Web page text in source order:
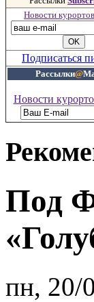
Новости
Подписаться
Рассылки@
Новости
Под
пн, 20/